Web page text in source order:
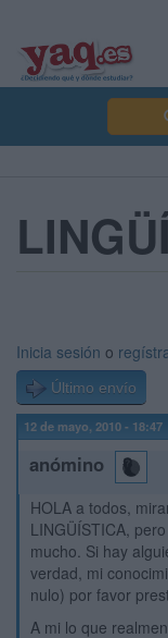
Inicia sesión o
Último envío
12 de mayo, 2010 - 18:47
anómino
HOLA a todos,
LINGÜÍSTICA,
mucho. Si hay
verdad, mi
nulo) por favor
A mi lo que